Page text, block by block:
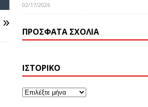
02/17/2026
ΠΡΌΣΦΑΤΑ ΣΧΌΛΙΑ
ΙΣΤΟΡΙΚΌ